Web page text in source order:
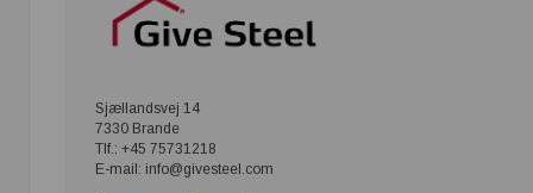
Sjællandsvej 14
7330 Brande
Tlf.: +45 75731218
E-mail: info@givesteel.com